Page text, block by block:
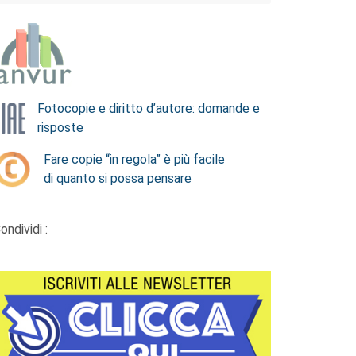
Fotocopie e diritto d’autore: domande e
risposte
Fare copie “in regola” è più facile
di quanto si possa pensare
: